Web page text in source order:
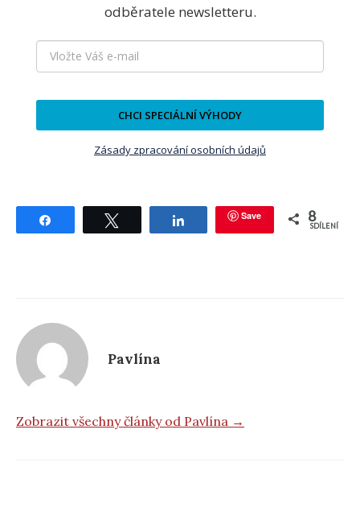
odběratele newsletteru.
CHCI SPECIÁLNÍ VÝHODY
Zásady zpracování osobních údajů
Tweetnout Save 8
SDÍLENÍ
Pavlína
Zobrazit všechny články od Pavlína →